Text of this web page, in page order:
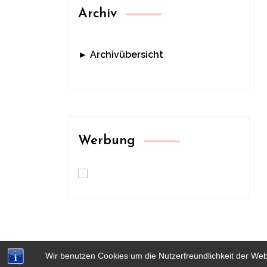
Wir benutzen Cookies um die Nutzerfreundlichkeit der
Archiv
► Archivübersicht
Werbung